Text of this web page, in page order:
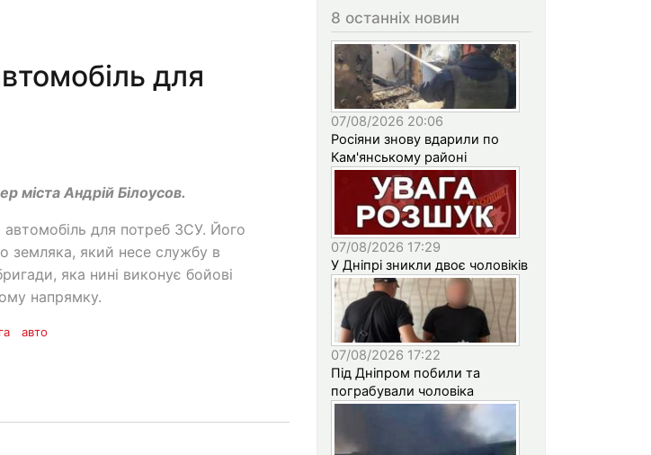
для
міста Андрій Білоусов.
для потреб ЗСУ. Його
земляка, який несе службу в
яка нині виконує бойові
напрямку.
авто
8 останніх новин
07/08/2026 20:06
Росіяни знову вдарили по
Кам'янському районі
07/08/2026 17:29
У Дніпрі зникли двоє чоловіків
07/08/2026 17:22
Під Дніпром побили та
пограбували чоловіка